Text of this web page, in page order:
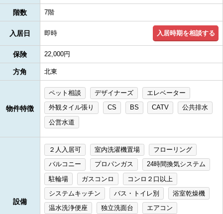
階数 7階
入居日 即時 入居時期を相談する
保険 22,000円
方角 北東
物件特徴
ペット相談 デザイナーズ
エレベーター
外観タイル張り
CS BS CATV
公共排水
公営水道
設備
２人入居可 室内洗濯機置場
フローリング
バルコニー
プロパンガス
24時間換気システム
駐輪場
ガスコンロ
コンロ２口以上
システムキッチン
バス・トイレ別
浴室乾燥機
温水洗浄便座
独立洗面台
エアコン